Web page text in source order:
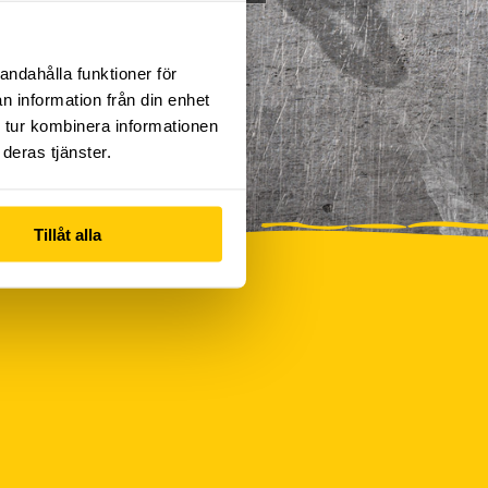
funktioner för
information från din enhet
kombinera informationen
tjänster.
Tillåt alla